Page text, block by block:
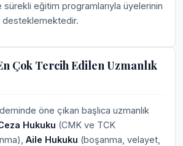
eğitim programlarıyla üyelerinin
desteklemektedir.
Çok Tercih Edilen Uzmanlık
öne çıkan başlıca uzmanlık
Hukuku (CMK ve TCK
Aile Hukuku (boşanma, velayet,